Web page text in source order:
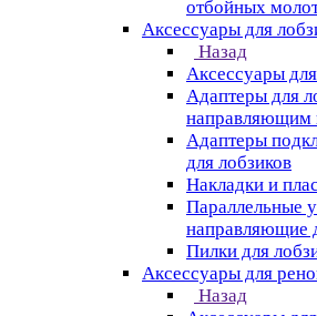
отбойных
Аксессуары для
Назад
Аксессуары
Адаптеры для
Адаптеры
для лобзиков
Накладки и
Параллельные
направляющие
Пилки для
Аксессуары для
Назад